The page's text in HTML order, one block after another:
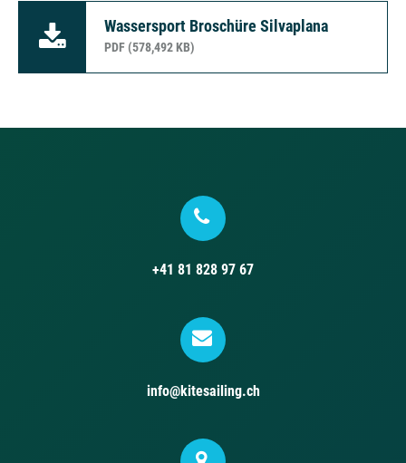
Wassersport Broschüre Silvaplana
PDF (578,492 KB)
+41 81 828 97 67
info@kitesailing.ch